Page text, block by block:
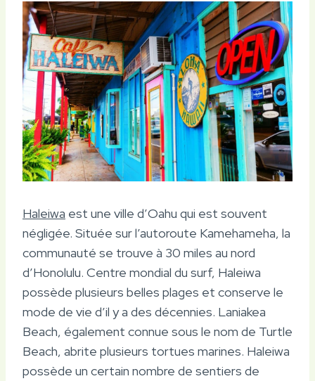
Haleiwa est une ville d’Oahu qui est souvent
négligée. Située sur l’autoroute Kamehameha, la
communauté se trouve à 30 miles au nord
d’Honolulu. Centre mondial du surf, Haleiwa
possède plusieurs belles plages et conserve le
mode de vie d’il y a des décennies. Laniakea
Beach, également connue sous le nom de Turtle
Beach, abrite plusieurs tortues marines. Haleiwa
possède un certain nombre de sentiers de